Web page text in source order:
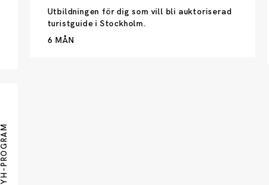
Utbildningen för dig som vill bli auktoriserad
turistguide i Stockholm.
6 MÅN
YH-PROGRAM